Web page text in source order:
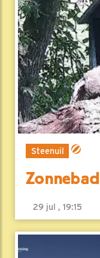
Steenuil
Zonnebad
29 jul , 19:15